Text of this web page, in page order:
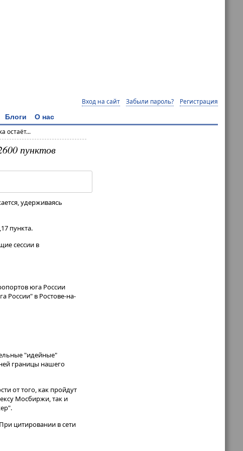
Вход на сайт Забыли пароль? Регистрация
Блоги О нас
остаёт...
пунктов
удерживаясь
пункта.
сессии в
юга России
России" в Ростове-на-
"идейные"
границы нашего
от того, как пройдут
Мосбиржи, так и
цитировании в сети